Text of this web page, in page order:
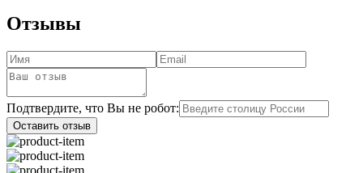
Отзывы
Подтвердите, что Вы не робот:
Оставить отзыв